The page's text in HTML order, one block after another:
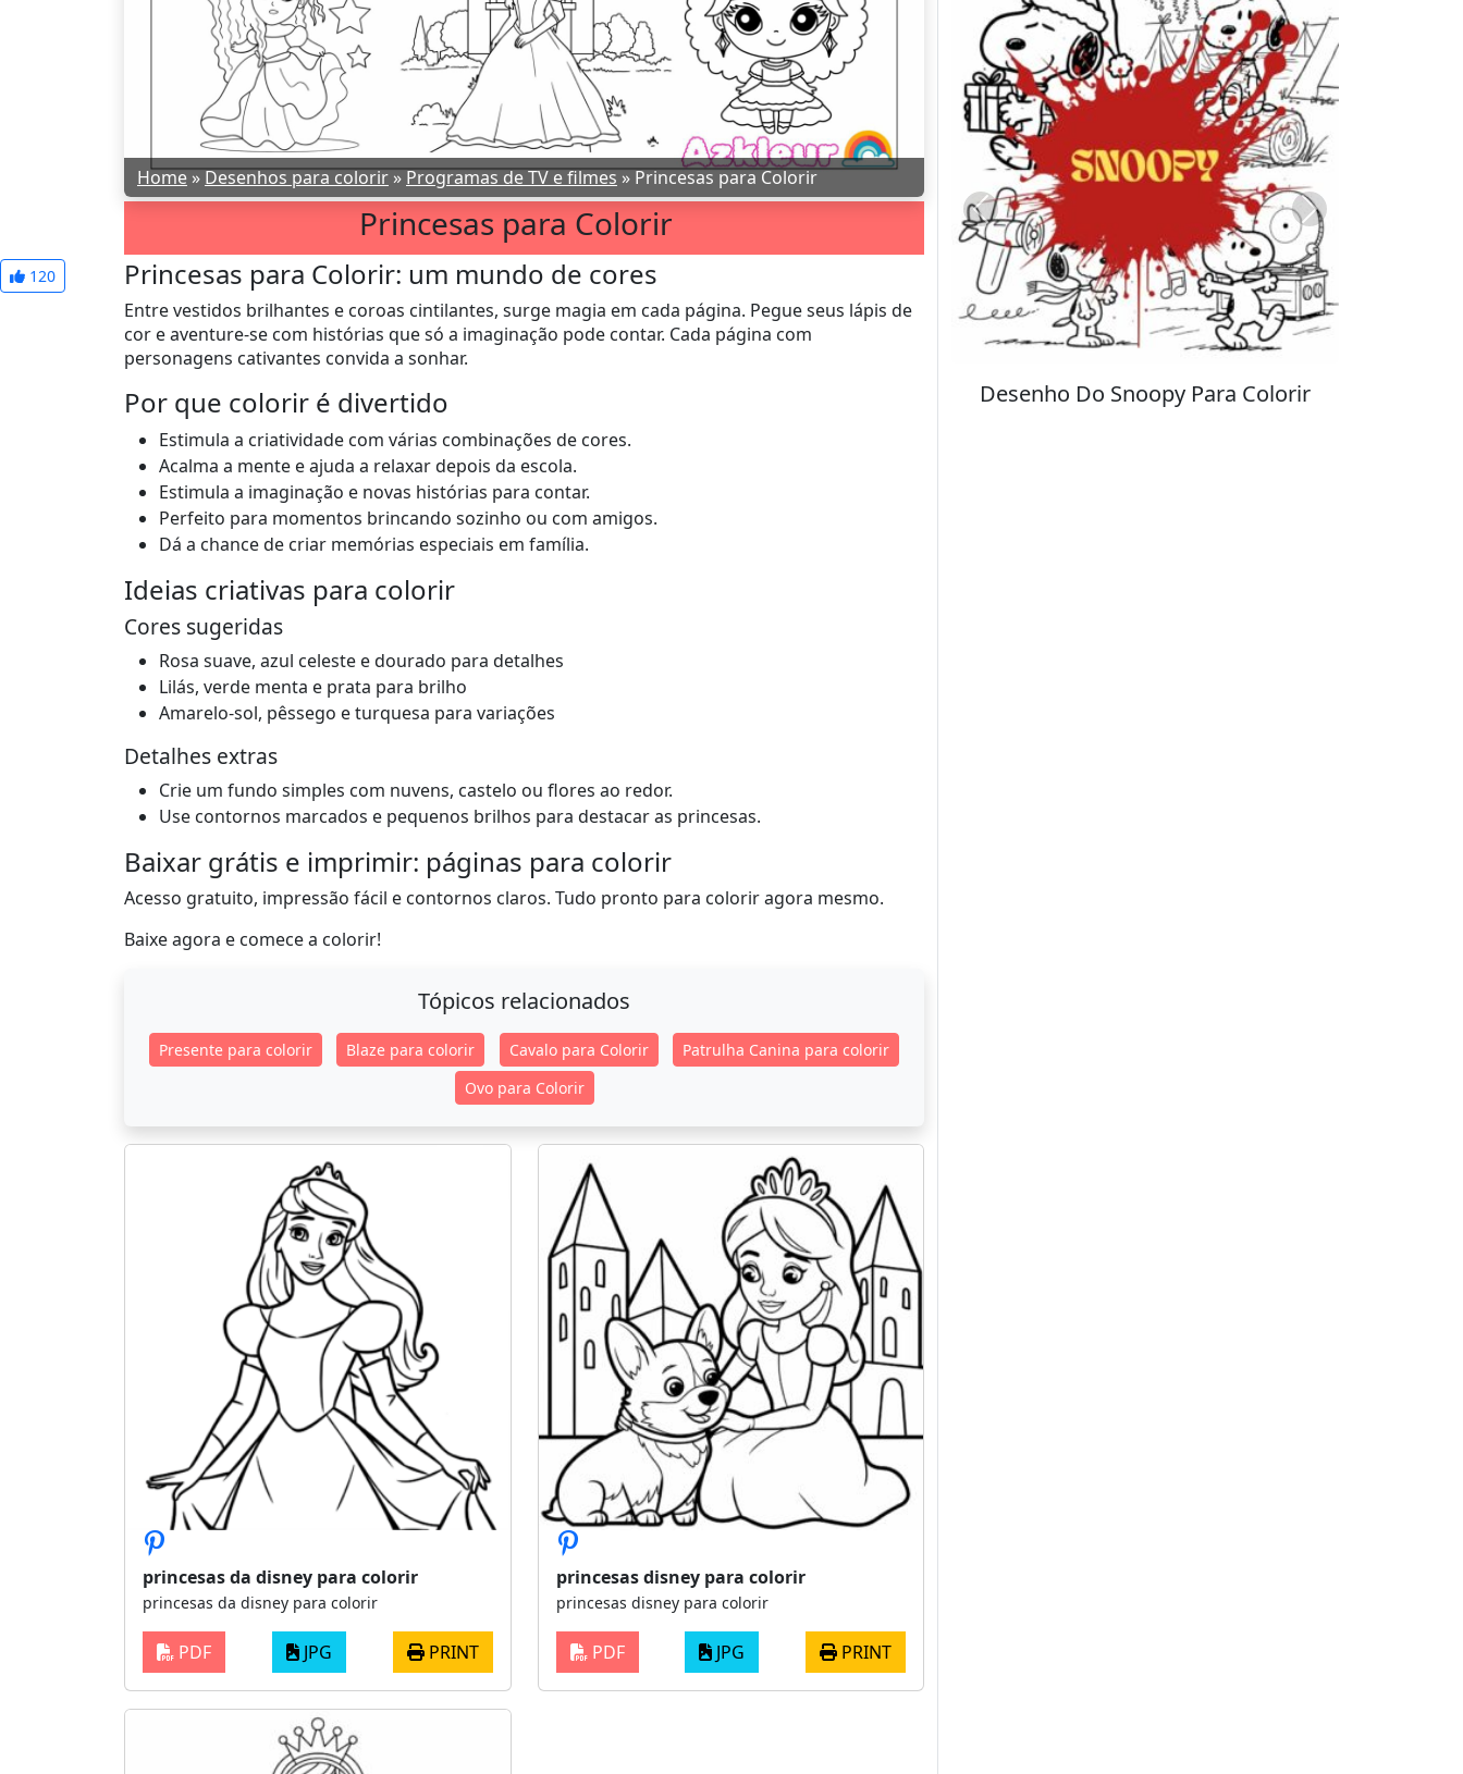
Home»Desenhos para colorir»Programas de TV e filmes»Princesas para Colorir
Princesas para Colorir
120 Princesas para Colorir: um mundo de cores
Entre vestidos brilhantes e coroas cintilantes, surge magia em cada página. Pegue seus lápis de
cor e aventure-se com histórias que só a imaginação pode contar. Cada página com
personagens cativantes convida a sonhar.
Por que colorir é divertido
Estimula a criatividade com várias combinações de cores.
Acalma a mente e ajuda a relaxar depois da escola.
Estimula a imaginação e novas histórias para contar.
Perfeito para momentos brincando sozinho ou com amigos.
Dá a chance de criar memórias especiais em família.
Ideias criativas para colorir
Cores sugeridas
Rosa suave, azul celeste e dourado para detalhes
Lilás, verde menta e prata para brilho
Amarelo-sol, pêssego e turquesa para variações
Detalhes extras
Crie um fundo simples com nuvens, castelo ou flores ao redor.
Use contornos marcados e pequenos brilhos para destacar as princesas.
Baixar grátis e imprimir: páginas para colorir
Acesso gratuito, impressão fácil e contornos claros. Tudo pronto para colorir agora mesmo.
Baixe agora e comece a colorir!
Tópicos relacionados
Presente para colorir Blaze para colorir Cavalo para Colorir
Patrulha Canina para colorir
Ovo para Colorir
princesas da disney para colorir
princesas da disney para colorir
PDF JPG PRINT
princesas disney para colorir
princesas disney para colorir
PDF JPG PRINT
Stitch para Colorir
Previous Next